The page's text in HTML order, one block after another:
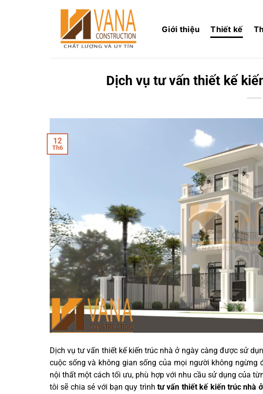
Giới thiệu Thiết kế
Dịch vụ tư vấn thiết kế
12
Th6
Dịch vụ tư vấn thiết kế kiến trúc nhà ở ngày càng được sử
cuộc sống và không gian sống của mọi người không ngừng
nội thất một cách tối ưu, phù hợp với nhu cầu sử dụng của
tôi sẽ chia sẻ với bạn quy trìnhtư vấn thiết kế kiến trúc nhà ở